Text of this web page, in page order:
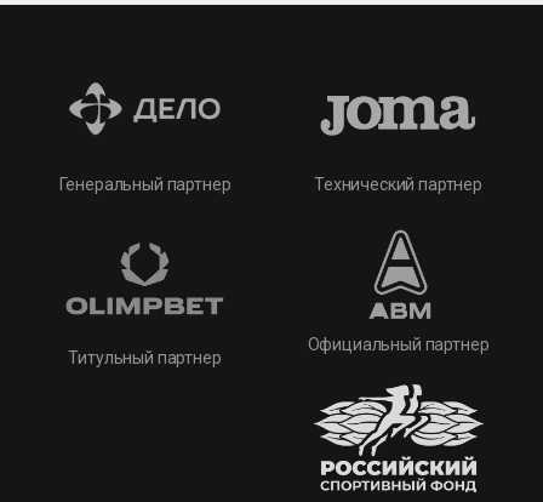
Генеральный партнер
Титульный партнер
Технический партнер
Официальный партнер